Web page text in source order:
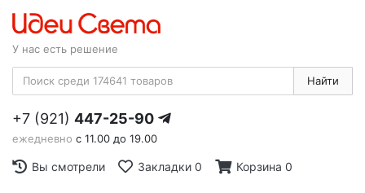
У нас есть решение
Найти
+7 (921) 447-25-90
ежедневно с 11.00 до 19.00
Вы смотрели Закладки 0 Корзина 0